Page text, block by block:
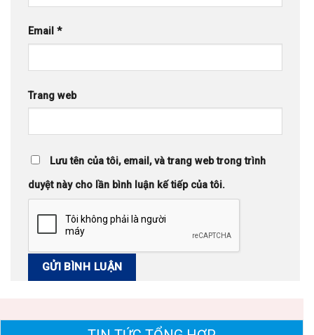
Email *
Trang web
Lưu tên của tôi, email, và trang web trong trình
duyệt này cho lần bình luận kế tiếp của tôi.